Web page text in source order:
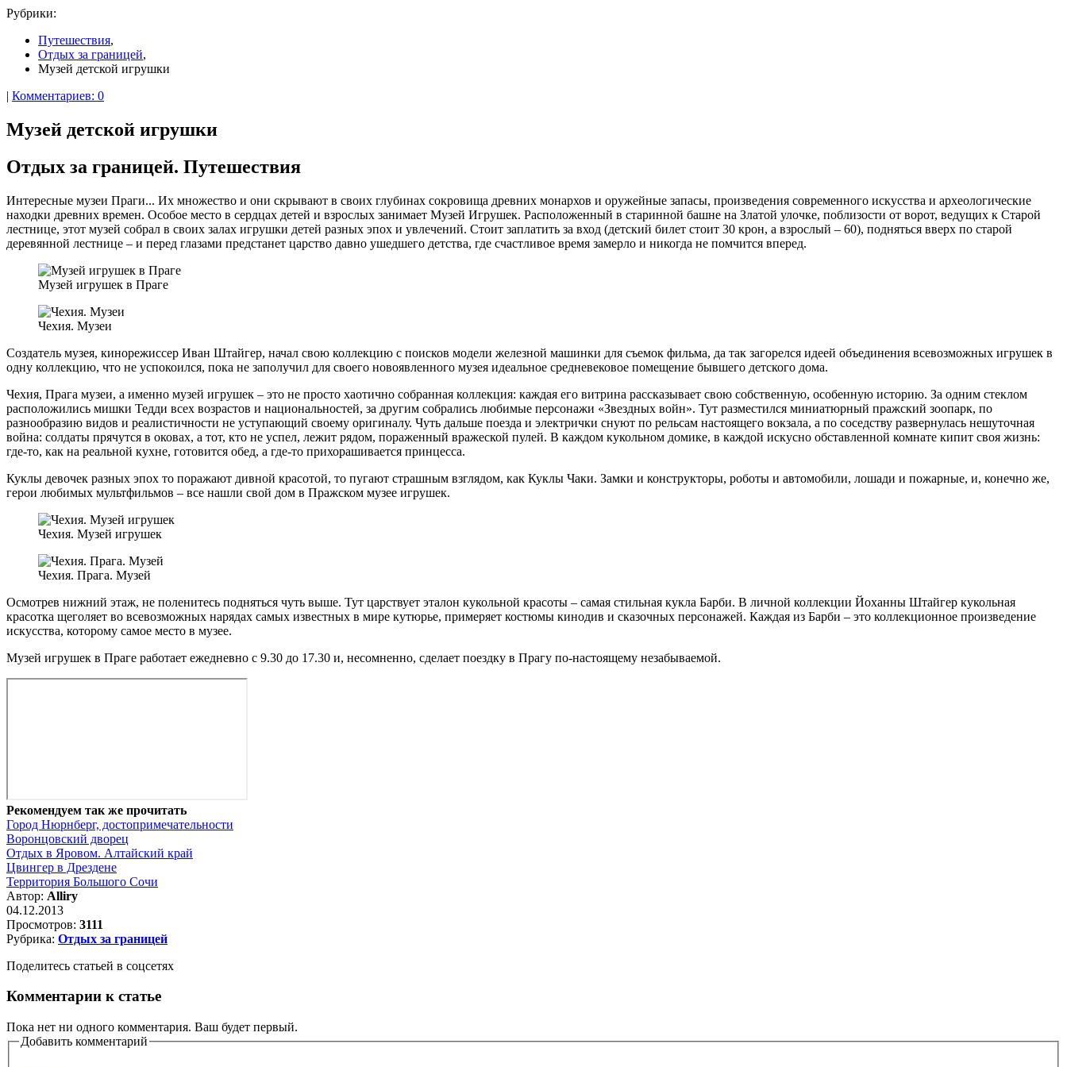
Рубрики:
Путешествия,
Отдых за границей,
Музей детской игрушки
| Комментариев: 0
Музей детской игрушки
Отдых за границей. Путешествия
Интересные музеи Праги... Их множество и они скрывают в своих глубинах сокровища древних монархов и оружейные запасы, произведения современного искусства и археологические
находки древних времен. Особое место в сердцах детей и взрослых занимает Музей Игрушек. Расположенный в старинной башне на Златой улочке, поблизости от ворот, ведущих к Старой
лестнице, этот музей собрал в своих залах игрушки детей разных эпох и увлечений. Стоит заплатить за вход (детский билет стоит 30 крон, а взрослый – 60), подняться вверх по старой
деревянной лестнице – и перед глазами предстанет царство давно ушедшего детства, где счастливое время замерло и никогда не помчится вперед.
Музей игрушек в Праге
Чехия. Музеи
Создатель музея, кинорежиссер Иван Штайгер, начал свою коллекцию с поисков модели железной машинки для съемок фильма, да так загорелся идеей объединения всевозможных игрушек в
одну коллекцию, что не успокоился, пока не заполучил для своего новоявленного музея идеальное средневековое помещение бывшего детского дома.
Чехия, Прага музеи, а именно музей игрушек – это не просто хаотично собранная коллекция: каждая его витрина рассказывает свою собственную, особенную историю. За одним стеклом
расположились мишки Тедди всех возрастов и национальностей, за другим собрались любимые персонажи «Звездных войн». Тут разместился миниатюрный пражский зоопарк, по
разнообразию видов и реалистичности не уступающий своему оригиналу. Чуть дальше поезда и электрички снуют по рельсам настоящего вокзала, а по соседству развернулась нешуточная
война: солдаты прячутся в оковах, а тот, кто не успел, лежит рядом, пораженный вражеской пулей. В каждом кукольном домике, в каждой искусно обставленной комнате кипит своя жизнь:
где-то, как на реальной кухне, готовится обед, а где-то прихорашивается принцесса.
Куклы девочек разных эпох то поражают дивной красотой, то пугают страшным взглядом, как Куклы Чаки. Замки и конструкторы, роботы и автомобили, лошади и пожарные, и, конечно же,
герои любимых мультфильмов – все нашли свой дом в Пражском музее игрушек.
Чехия. Музей игрушек
Чехия. Прага. Музей
Осмотрев нижний этаж, не поленитесь подняться чуть выше. Тут царствует эталон кукольной красоты – самая стильная кукла Барби. В личной коллекции Йоханны Штайгер кукольная
красотка щеголяет во всевозможных нарядах самых известных в мире кутюрье, примеряет костюмы кинодив и сказочных персонажей. Каждая из Барби – это коллекционное произведение
искусства, которому самое место в музее.
Музей игрушек в Праге работает ежедневно с 9.30 до 17.30 и, несомненно, сделает поездку в Прагу по-настоящему незабываемой.
Рекомендуем так же прочитать
Город Нюрнберг, достопримечательности
Воронцовский дворец
Отдых в Яровом. Алтайский край
Цвингер в Дрездене
Территория Большого Сочи
Автор: Alliry
04.12.2013
Просмотров: 3111
Рубрика: Отдых за границей
Поделитесь статьей в соцсетях
Комментарии к статье
Пока нет ни одного комментария. Ваш будет первый.
Добавить комментарий